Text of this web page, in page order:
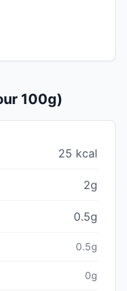
100g)
25 kcal
2g
0.5g
0.5g
0g